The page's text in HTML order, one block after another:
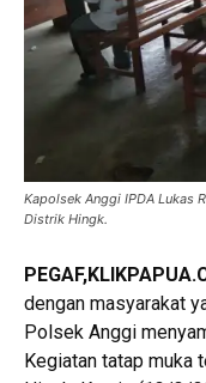
Kapolsek Anggi IPDA Lukas
Distrik Hingk.
dengan masyarakat
Polsek Anggi
Kegiatan tatap muka